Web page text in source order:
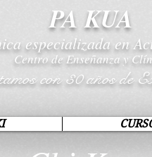
PA KUA
especializada en
Centro de Enseñanza y
con 30 años de